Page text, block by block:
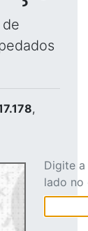
,
Digite
lado no